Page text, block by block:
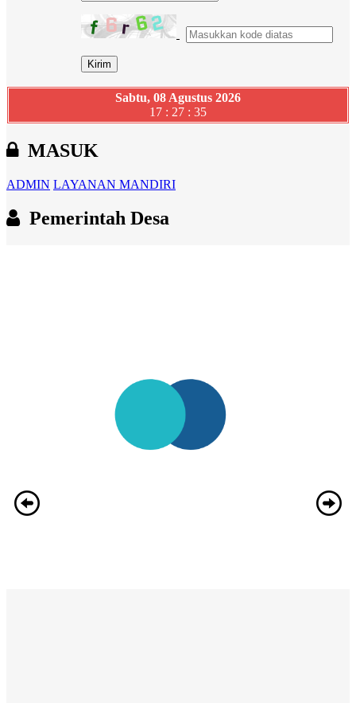
Sabtu, 08 Agustus 2026
17 : 27 : 36
MASUK
ADMIN LAYANAN MANDIRI
Pemerintah Desa